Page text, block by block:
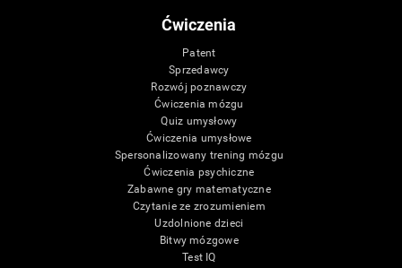
Ćwiczenia
Patent
Sprzedawcy
Rozwój poznawczy
Ćwiczenia mózgu
Quiz umysłowy
Ćwiczenia umysłowe
Spersonalizowany trening mózgu
Ćwiczenia psychiczne
Zabawne gry matematyczne
Czytanie ze zrozumieniem
Uzdolnione dzieci
Bitwy mózgowe
Test IQ